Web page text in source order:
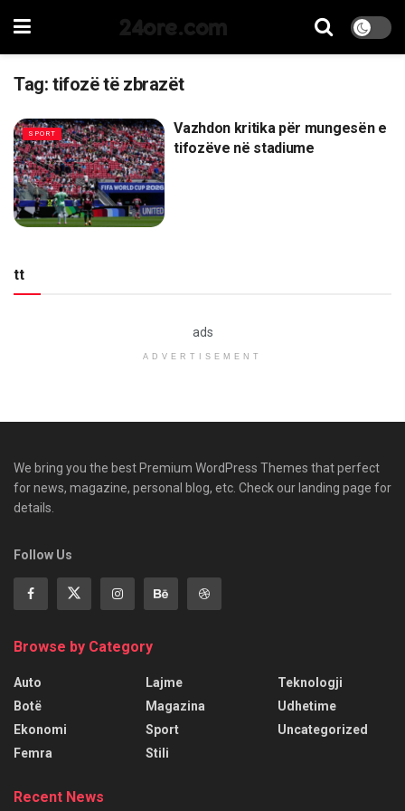
24ore.com
Tag: tifozë të zbrazët
SPORT
Vazhdon kritika për mungesën e
tifozëve në stadiume
tt
ads
ADVERTISEMENT
We bring you the best Premium WordPress Themes that perfect
for news, magazine, personal blog, etc. Check our landing page for
details.
Follow Us
Browse by Category
Auto
Botë
Ekonomi
Femra
Lajme
Magazina
Sport
Stili
Teknologji
Udhetime
Uncategorized
Recent News